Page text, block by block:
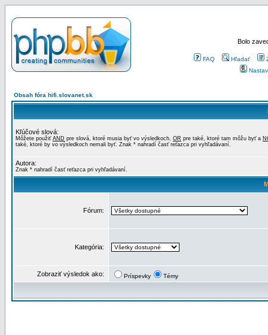
Bolo
FAQ Hľadať
Obsah fóra hifi.slovanet.sk
Kľúčové slová:
Môžete použiť AND pre slová, ktoré musia byť vo výsledkoch, OR pre také, ktoré tam môžu byť a
také, ktoré by vo výsledkoch nemali byť. Znak * nahradí časť reťazca pri vyhľadávaní.
Autora:
Znak * nahradí časť reťazca pri vyhľadávaní.
Fórum:
Kategória:
Zobraziť výsledok ako: Príspevky Témy